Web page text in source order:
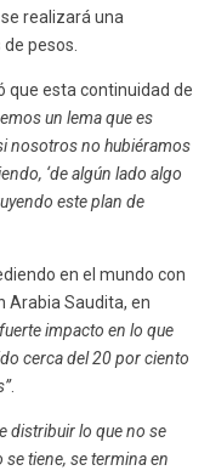
realizará una
pesos.
que esta continuidad de
un lema que es
nosotros no hubiéramos
‘de algún lado algo
este plan de
en el mundo con
Arabia Saudita, en
impacto en lo que
cerca del 20 por ciento
.
distribuir lo que no se
tiene, se termina en